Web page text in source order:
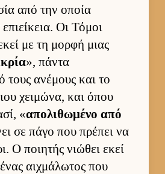
από την οποία
Οι Τόμοι
με τη μορφή μιας
», πάντα
τους ανέμους και το
χει­μώνα, και όπου
«απολιθωμένο από
σε πάγο που πρέπει να
Ο ποι­ητής νιώθει εκεί
αιχ­μάλωτος που